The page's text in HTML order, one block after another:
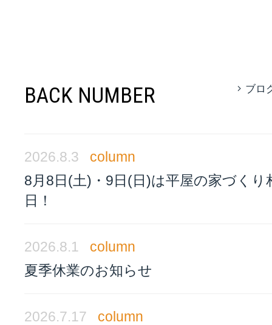
BACK NUMBER ブロ
2026.8.3
column
8月8日(土)・9日(日)は平屋の家づくり
日！
2026.8.1
column
夏季休業のお知らせ
2026.7.17
column